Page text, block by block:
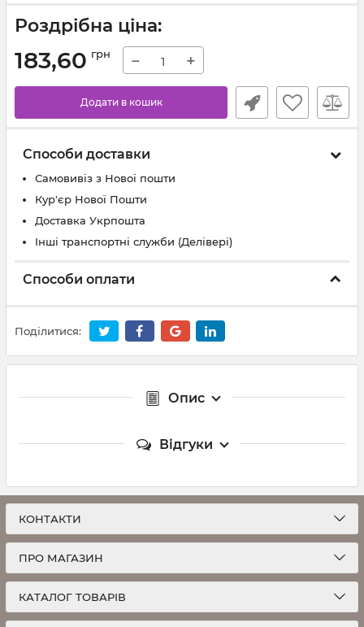
Роздрібна ціна:
183,60 грн − +
Додати в кошик
Способи доставки
Самовивіз з Нової пошти
Кур'єр Нової Пошти
Доставка Укрпошта
Інші транспортні служби (Делівері)
Способи оплати
Поділитися:
Опис
Відгуки
КОНТАКТИ
ПРО МАГАЗИН
КАТАЛОГ ТОВАРІВ